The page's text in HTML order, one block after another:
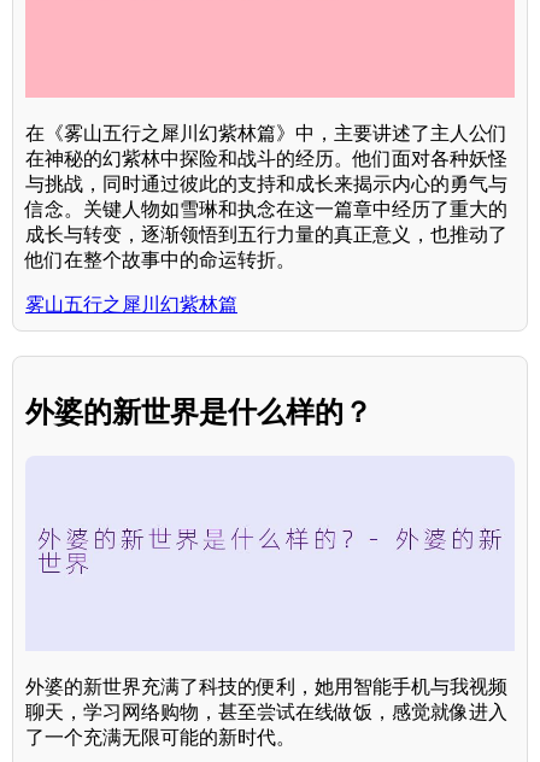
在《雾山五行之犀川幻紫林篇》中，主要讲述了主人公们
在神秘的幻紫林中探险和战斗的经历。他们面对各种妖怪
与挑战，同时通过彼此的支持和成长来揭示内心的勇气与
信念。关键人物如雪琳和执念在这一篇章中经历了重大的
成长与转变，逐渐领悟到五行力量的真正意义，也推动了
他们在整个故事中的命运转折。
雾山五行之犀川幻紫林篇
外婆的新世界是什么样的？
外婆的新世界充满了科技的便利，她用智能手机与我视频
聊天，学习网络购物，甚至尝试在线做饭，感觉就像进入
了一个充满无限可能的新时代。